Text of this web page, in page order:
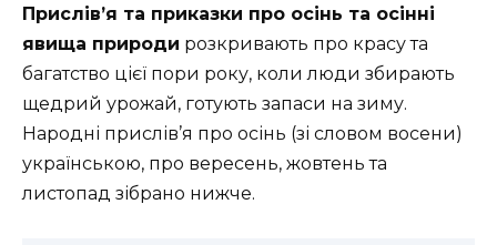
Прислів’я та приказки про осінь та осінні
явища природи розкривають про красу та
багатство цієї пори року, коли люди збирають
щедрий урожай, готують запаси на зиму.
Народні прислів’я про осінь (зі словом восени)
українською, про вересень, жовтень та
листопад зібрано нижче.